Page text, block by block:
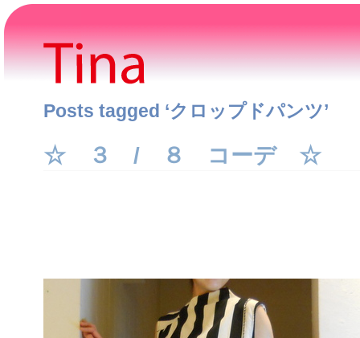
Posts tagged ‘クロップドパンツ’
☆ ３ / ８ コーデ ☆